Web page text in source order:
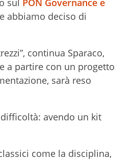
sul PON Governance e
abbiamo deciso di
continua Sparaco,
a partire con un progetto
sarà reso
avendo un kit
come la disciplina,